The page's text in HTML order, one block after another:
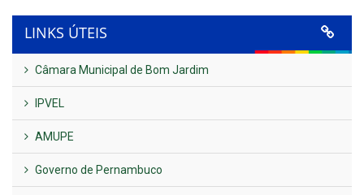
LINKS ÚTEIS
Câmara Municipal de Bom Jardim
IPVEL
AMUPE
Governo de Pernambuco